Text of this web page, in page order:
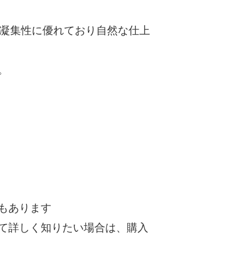
集性に優れており自然な仕上
あります
詳しく知りたい場合は、購入